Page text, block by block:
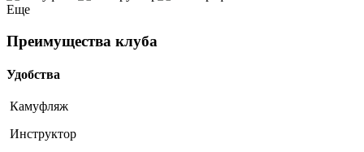
Еще
Преимущества клуба
Удобства
Камуфляж
Инструктор